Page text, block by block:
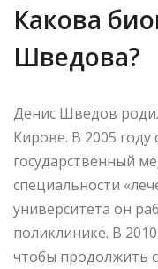
Какова
Шведова?
Денис Шведов
Кирове. В 2005
государственный
специальности
университета он
поликлинике. В
чтобы продолжить